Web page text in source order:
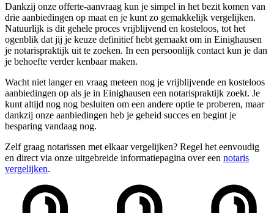
Dankzij onze offerte-aanvraag kun je simpel in het bezit komen van
drie aanbiedingen op maat en je kunt zo gemakkelijk vergelijken.
Natuurlijk is dit gehele proces vrijblijvend en kosteloos, tot het
ogenblik dat jij je keuze definitief hebt gemaakt om in Einighausen
je notarispraktijk uit te zoeken. In een persoonlijk contact kun je dan
je behoefte verder kenbaar maken.
Wacht niet langer en vraag meteen nog je vrijblijvende en kosteloos
aanbiedingen op als je in Einighausen een notarispraktijk zoekt. Je
kunt altijd nog nog besluiten om een andere optie te proberen, maar
dankzij onze aanbiedingen heb je geheid succes en begint je
besparing vandaag nog.
Zelf graag notarissen met elkaar vergelijken? Regel het eenvoudig
en direct via onze uitgebreide informatiepagina over een notaris
vergelijken.